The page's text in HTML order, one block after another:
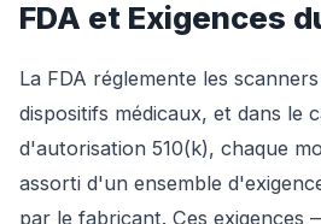
FDA et Exigences
La FDA réglemente les
dispositifs médicaux, et dans le
d'autorisation 510(k), chaque
assorti d'un ensemble
par le fabricant. Ces exigences